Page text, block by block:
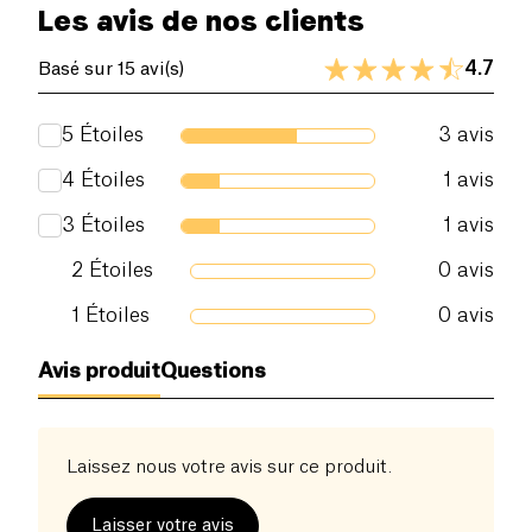
Les avis de nos clients
Basé sur 15 avi(s) 4.7
5 Étoiles 3 avis
4 Étoiles 1 avis
3 Étoiles 1 avis
2 Étoiles 0 avis
1 Étoiles 0 avis
Avis produitQuestions
Laissez nous votre avis sur ce produit.
Laisser votre avis